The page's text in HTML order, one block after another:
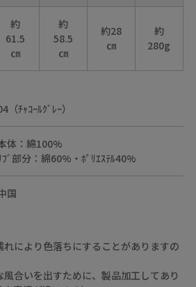
約
61.5
㎝
約
58.5
㎝
約28
㎝
約
280g
（ﾁｬｺｰﾙｸﾞﾚｰ）
体：綿100%
ﾌﾞ部分：綿60%・ﾎﾟﾘｴｽﾃﾙ40%
国
により色落ちにすることがありますの
合いを出すために、製品加工してあり